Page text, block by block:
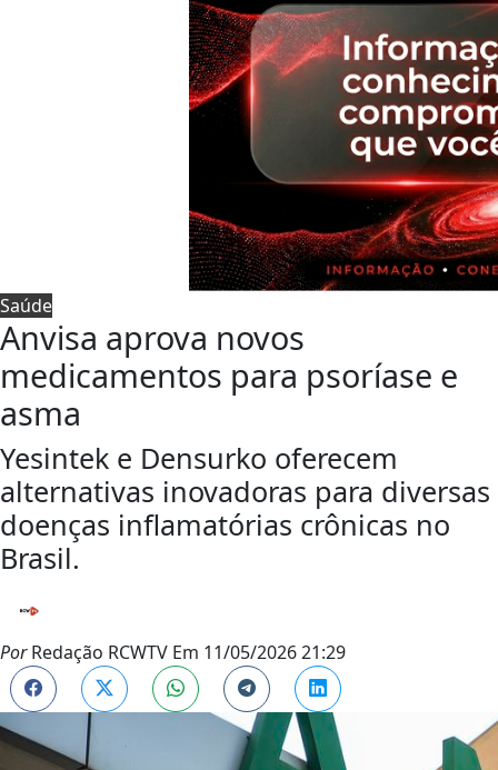
Saúde
Anvisa aprova novos
medicamentos para psoríase e
asma
Yesintek e Densurko oferecem
alternativas inovadoras para diversas
doenças inflamatórias crônicas no
Brasil.
PorRedação RCWTV Em 11/05/2026 21:29